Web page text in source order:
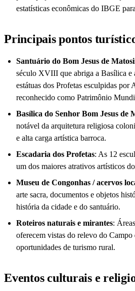
estatísticas econômicas do IBGE
Principais pontos
Santuário do Bom Jesus de
século XVIII que abriga a Basílica e
estátuas dos Profetas esculpidas
reconhecido como Patrimônio
Basílica do Senhor Bom Jesus de
notável da arquitetura religiosa
e alta carga artística barroca.
Escadaria dos Profetas: As 12
um dos maiores atrativos artísticos
Museu de Congonhas / acervos
arte sacra, documentos e objetos
história da cidade e do santuário.
Roteiros naturais e mirantes:
oferecem vistas do relevo do Campo
oportunidades de turismo rural.
Eventos culturais e